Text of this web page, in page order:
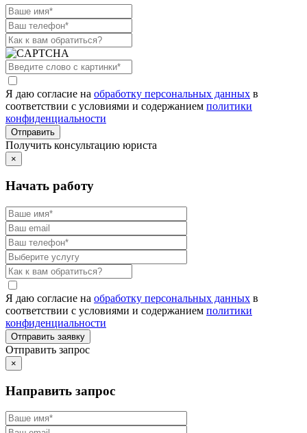
Я даю согласие на обработку персональных данных в
соответствии с условиями и содержанием политики
конфиденциальности
Получить консультацию юриста
×
Начать работу
Я даю согласие на обработку персональных данных в
соответствии с условиями и содержанием политики
конфиденциальности
Отправить запрос
×
Направить запрос